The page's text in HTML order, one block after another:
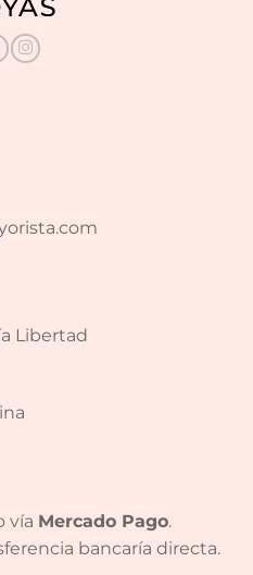
Libertad
vía Mercado Pago.
bancaría directa.